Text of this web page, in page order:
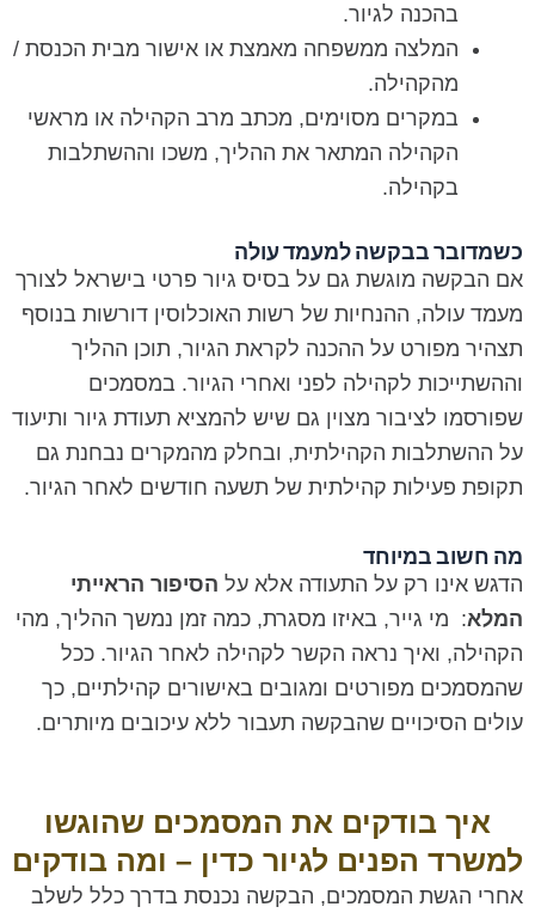
בהכנה לגיור.
המלצה ממשפחה מאמצת או אישור מבית הכנסת /
מהקהילה.
במקרים מסוימים, מכתב מרב הקהילה או מראשי
הקהילה המתאר את ההליך, משכו וההשתלבות
בקהילה.
כשמדובר בבקשה למעמד עולה
אם הבקשה מוגשת גם על בסיס גיור פרטי בישראל לצורך
מעמד עולה, ההנחיות של רשות האוכלוסין דורשות בנוסף
תצהיר מפורט על ההכנה לקראת הגיור, תוכן ההליך
וההשתייכות לקהילה לפני ואחרי הגיור. במסמכים
שפורסמו לציבור מצוין גם שיש להמציא תעודת גיור ותיעוד
על ההשתלבות הקהילתית, ובחלק מהמקרים נבחנת גם
תקופת פעילות קהילתית של תשעה חודשים לאחר הגיור.
מה חשוב במיוחד
הדגש אינו רק על התעודה אלא על הסיפור הראייתי
המלא: מי גייר, באיזו מסגרת, כמה זמן נמשך ההליך, מהי
הקהילה, ואיך נראה הקשר לקהילה לאחר הגיור. ככל
שהמסמכים מפורטים ומגובים באישורים קהילתיים, כך
עולים הסיכויים שהבקשה תעבור ללא עיכובים מיותרים.
איך בודקים את המסמכים שהוגשו
למשרד הפנים לגיור כדין – ומה בודקים
אחרי הגשת המסמכים, הבקשה נכנסת בדרך כלל לשלב